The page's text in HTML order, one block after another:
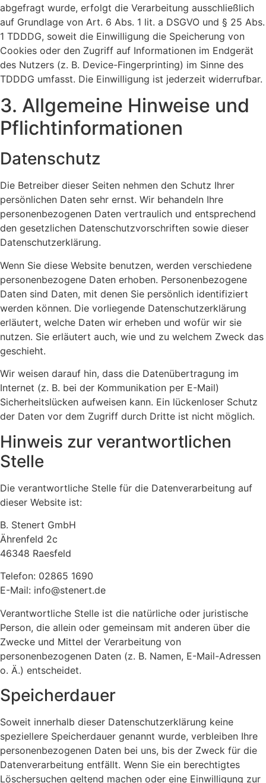
abgefragt wurde, erfolgt die Verarbeitung ausschließlich
auf Grundlage von Art. 6 Abs. 1 lit. a DSGVO und § 25 Abs.
1 TDDDG, soweit die Einwilligung die Speicherung von
Cookies oder den Zugriff auf Informationen im Endgerät
des Nutzers (z. B. Device-Fingerprinting) im Sinne des
TDDDG umfasst. Die Einwilligung ist jederzeit widerrufbar.
3. Allgemeine Hinweise und
Pflicht­informationen
Datenschutz
Die Betreiber dieser Seiten nehmen den Schutz Ihrer
persönlichen Daten sehr ernst. Wir behandeln Ihre
personenbezogenen Daten vertraulich und entsprechend
den gesetzlichen Datenschutzvorschriften sowie dieser
Datenschutzerklärung.
Wenn Sie diese Website benutzen, werden verschiedene
personenbezogene Daten erhoben. Personenbezogene
Daten sind Daten, mit denen Sie persönlich identifiziert
werden können. Die vorliegende Datenschutzerklärung
erläutert, welche Daten wir erheben und wofür wir sie
nutzen. Sie erläutert auch, wie und zu welchem Zweck das
geschieht.
Wir weisen darauf hin, dass die Datenübertragung im
Internet (z. B. bei der Kommunikation per E-Mail)
Sicherheitslücken aufweisen kann. Ein lückenloser Schutz
der Daten vor dem Zugriff durch Dritte ist nicht möglich.
Hinweis zur verantwortlichen
Stelle
Die verantwortliche Stelle für die Datenverarbeitung auf
dieser Website ist:
B. Stenert GmbH
Ährenfeld 2c
46348 Raesfeld
Telefon: 02865 1690
E-Mail: info@stenert.de
Verantwortliche Stelle ist die natürliche oder juristische
Person, die allein oder gemeinsam mit anderen über die
Zwecke und Mittel der Verarbeitung von
personenbezogenen Daten (z. B. Namen, E-Mail-Adressen
o. Ä.) entscheidet.
Speicherdauer
Soweit innerhalb dieser Datenschutzerklärung keine
speziellere Speicherdauer genannt wurde, verbleiben Ihre
personenbezogenen Daten bei uns, bis der Zweck für die
Datenverarbeitung entfällt. Wenn Sie ein berechtigtes
Löschersuchen geltend machen oder eine Einwilligung zur